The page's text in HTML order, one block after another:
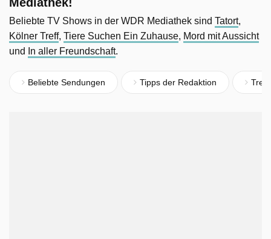
Beliebte TV Shows in der WDR Mediathek sind Tatort,
Kölner Treff, Tiere Suchen Ein Zuhause, Mord mit Aussicht
und
In aller Freundschaft.
Beliebte Sendungen Tipps der Redaktion